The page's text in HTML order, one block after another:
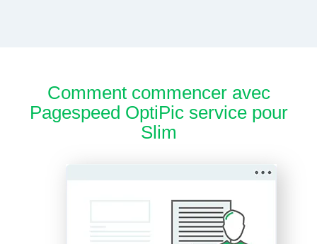
Comment commencer avec
Pagespeed OptiPic service pour
Slim